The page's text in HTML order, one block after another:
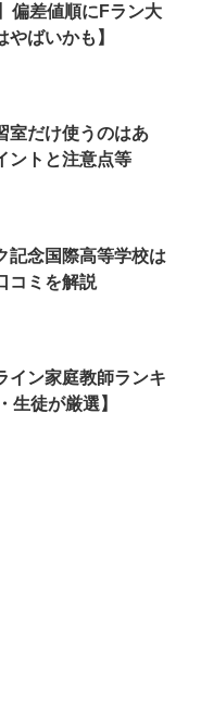
偏差値順にFラン大
ばいかも】
室だけ使うのはあ
ントと注意点等
記念国際高等学校は
コミを解説
イン家庭教師ランキ
生徒が厳選】